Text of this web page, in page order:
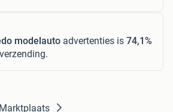
modelauto advertenties is 74,1%